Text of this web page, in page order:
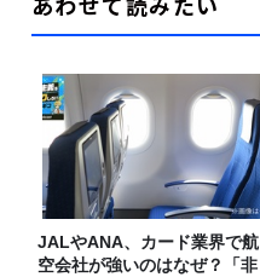
JALやANA、カード業界で航
空会社が強いのはなぜ？「非